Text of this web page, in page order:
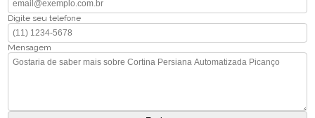
Digite seu telefone
Mensagem